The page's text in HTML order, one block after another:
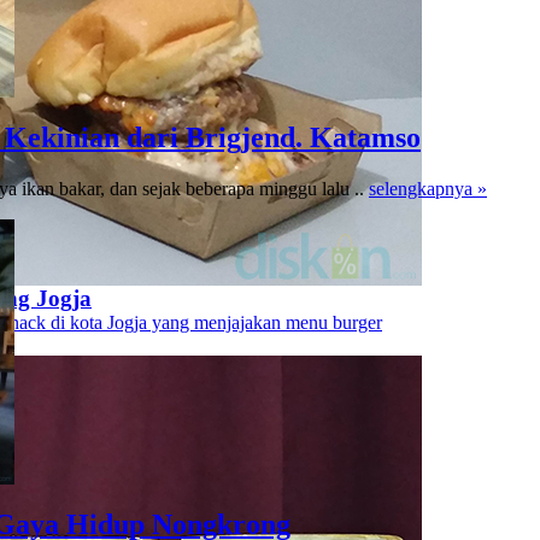
Jogja
di kota Jogja yang menjajakan menu burger
dari Brigjend. Katamso
ikan bakar, dan sejak beberapa minggu lalu ..selengkapnya »
Hidup Nongkrong